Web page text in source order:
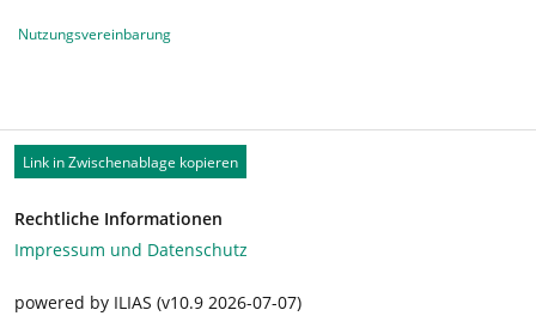
Nutzungsvereinbarung
Link in Zwischenablage kopieren
Rechtliche Informationen
Impressum und Datenschutz
powered by ILIAS (v10.9 2026-07-07)